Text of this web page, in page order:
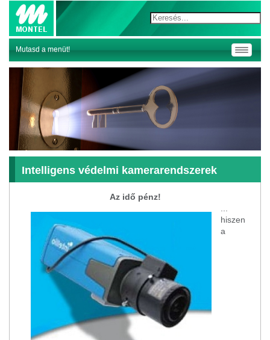
Toggle
Mutasd a menüt!
Intelligens védelmi kamerarendszerek
Az idő pénz!
hiszen
a